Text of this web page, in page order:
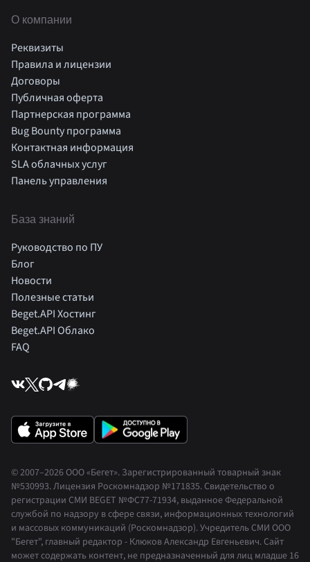
О компании
Реквизиты
Правила и лицензии
Договоры
Публичная оферта
Партнерская программа
Bug Bounty программа
Контактная информация
SLA облачных услуг
Панель управления
База знаний
Руководство по ПУ
Блог
Новости
Полезные статьи
Beget.API Хостинг
Beget.API Облако
FAQ
© 2007–2026 ООО «Бегет». Зарегистрированный товарный знак
№530993.Лицензия Роскомнадзор №171835.Свидетельство о
регистрации СМИ BEGET №ФС77-71934, выданное Федеральной
службой по надзору в сфере связи, информационных технологий
и массовых коммуникаций (Роскомнадзор). Учредитель СМИ ООО
"Бегет", главный редактор - Клюков Александр Евгеньевич. Сайт
может содержать контент, не предназначенный для лиц младше 16